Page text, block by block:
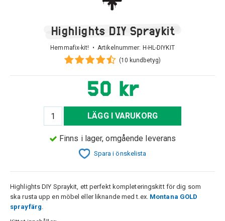
Highlights DIY Spraykit
Hemmafix-kit! • Artikelnummer: H-HL-DIYKIT
(10 kundbetyg)
50 kr
LÄGG I VARUKORG
Finns i lager, omgående leverans
Spara i önskelista
Highlights DIY Spraykit, ett perfekt kompleteringskitt för dig som
ska rusta upp en möbel eller liknande med t.ex. Montana GOLD
sprayfärg.